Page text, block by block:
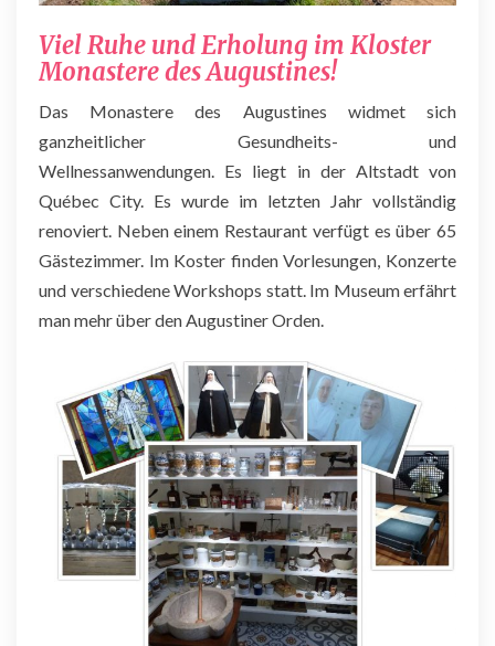
Viel Ruhe und Erholung im Kloster
Monastere des Augustines!
Das Monastere des Augustines widmet sich
ganzheitlicher Gesundheits- und
Wellnessanwendungen. Es liegt in der Altstadt von
Québec City. Es wurde im letzten Jahr vollständig
renoviert. Neben einem Restaurant verfügt es über 65
Gästezimmer. Im Koster finden Vorlesungen, Konzerte
und verschiedene Workshops statt. Im Museum erfährt
man mehr über den Augustiner Orden.